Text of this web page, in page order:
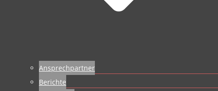
Ansprechpartner
Berichte